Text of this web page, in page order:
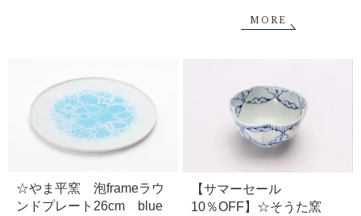
MORE
☆やま平窯 泡frameラウ
ンドプレート26cm blue
【サマーセール
10％OFF】☆そうた窯